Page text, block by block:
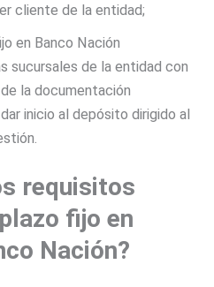
cliente de la entidad;
en Banco Nación
sucursales de la entidad con
la documentación
inicio al depósito dirigido al
requisitos
fijo en
Nación?